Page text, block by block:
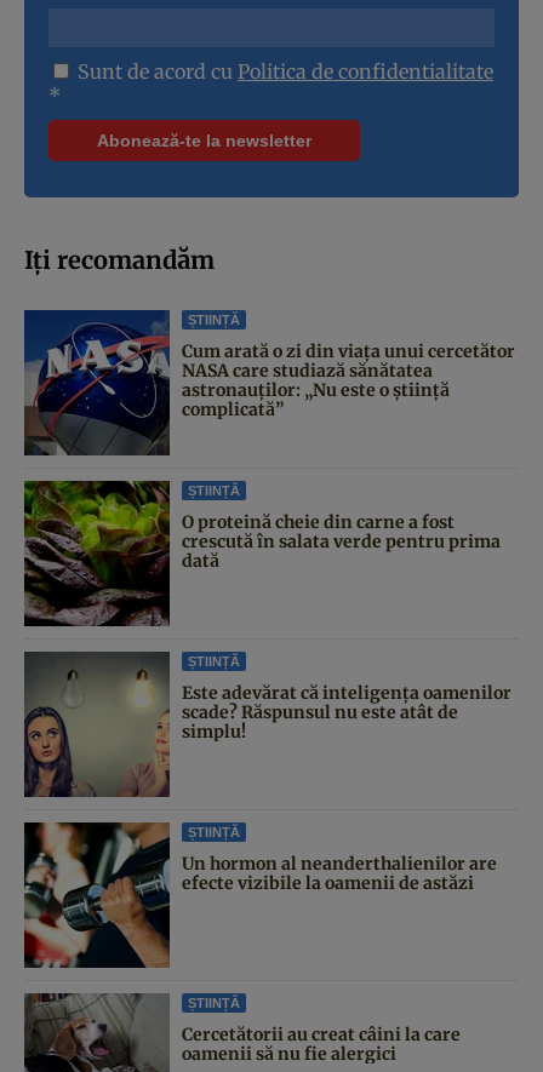
Sunt de acord cu Politica de confidentialitate
*
Iți recomandăm
ȘTIINȚĂ
Cum arată o zi din viața unui cercetător
NASA care studiază sănătatea
astronauților: „Nu este o știință
complicată”
ȘTIINȚĂ
O proteină cheie din carne a fost
crescută în salata verde pentru prima
dată
ȘTIINȚĂ
Este adevărat că inteligența oamenilor
scade? Răspunsul nu este atât de
simplu!
ȘTIINȚĂ
Un hormon al neanderthalienilor are
efecte vizibile la oamenii de astăzi
ȘTIINȚĂ
Cercetătorii au creat câini la care
oamenii să nu fie alergici